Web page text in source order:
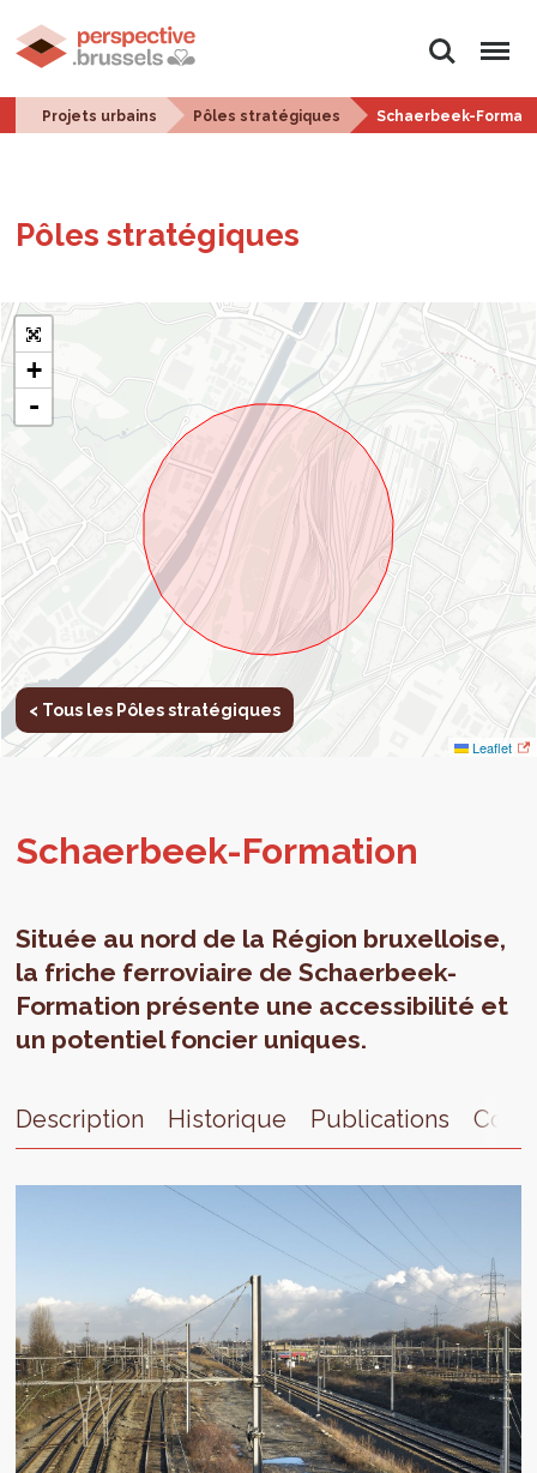
Rechercher
Menu
Projets urbains Pôles stratégiques Schaerbeek-
Pôles stra­té­giques
+
-
Leaflet
< Tous les Pôles stratégiques
Schaer­beek-For­ma­tion
Située au nord de la Région bruxelloise,
la friche ferroviaire de Schaerbeek-
Formation présente une accessibilité et
un potentiel foncier uniques.
Description Historique Publications